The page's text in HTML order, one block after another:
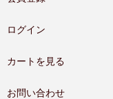
ログイン
カートを見る
お問い合わせ